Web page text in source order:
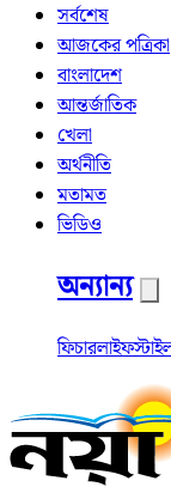
সর্বশেষ
আজকের পত্রিকা
বাংলাদেশ
আন্তর্জাতিক
খেলা
অর্থনীতি
মতামত
ভিডিও
অন্যান্য
ফিচার